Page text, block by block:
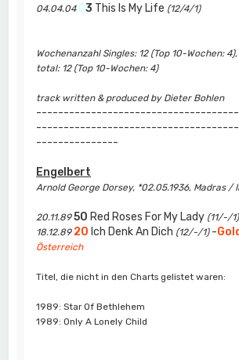
04.04.04 03 This Is My Life (12/4/1)
Wochenanzahl Singles: 12 (Top 10-Wochen:
total: 12 (Top 10-Wochen: 4)
track written & produced by Dieter Bohlen
---------------
Engelbert
Arnold George Dorsey, *02.05.1936, Madras /
20.11.89 50 Red Roses For My Lady (11/-/1)
18.12.89 20 Ich Denk An Dich (12/-/1)-
Österreich
Titel, die nicht in den Charts gelistet waren:
1989: Star Of Bethlehem
1989: Only A Lonely Child